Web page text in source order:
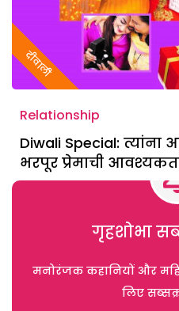
दीवाली
Relationship
Diwali Special:
भरपूर प्रेमाची
गृहशोभा
मनोरंजक कहानियों और
लिए